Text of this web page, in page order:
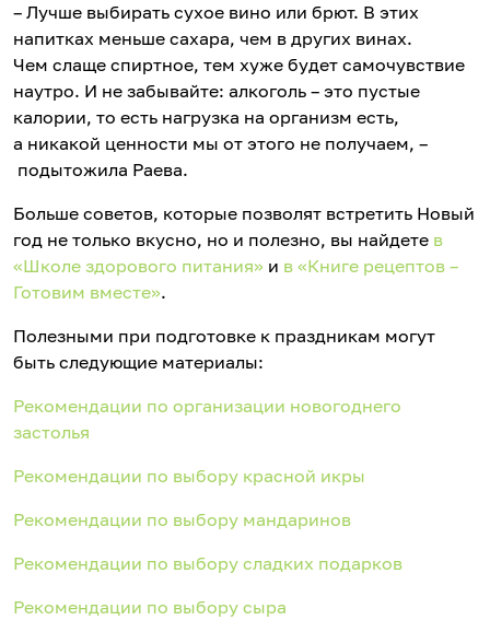
– Лучше выбирать сухое вино или брют. В этих
напитках меньше сахара, чем в других винах.
Чем слаще спиртное, тем хуже будет самочувствие
наутро. И не забывайте: алкоголь – это пустые
калории, то есть нагрузка на организм есть,
а никакой ценности мы от этого не получаем, –
подытожила Раева.
Больше советов, которые позволят встретить Новый
год не только вкусно, но и полезно, вы найдете в
«Школе здорового питания» и в «Книге рецептов –
Готовим вместе».
Полезными при подготовке к праздникам могут
быть следующие материалы:
Рекомендации по организации новогоднего
застолья
Рекомендации по выбору красной икры
Рекомендации по выбору мандаринов
Рекомендации по выбору сладких подарков
Рекомендации по выбору сыра